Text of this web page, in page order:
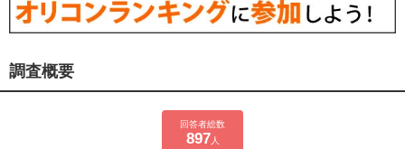
調査概要
回答者総数
897 人